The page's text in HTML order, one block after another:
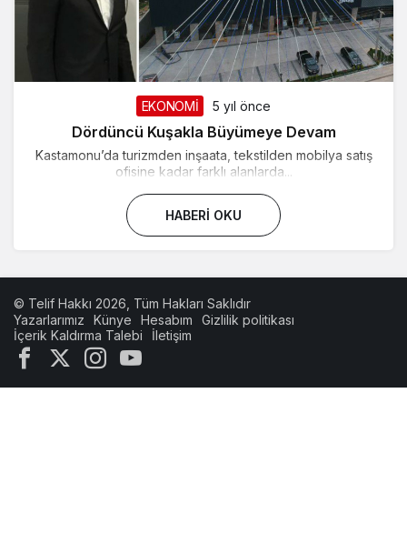
EKONOMİ 5 yıl önce
Dördüncü Kuşakla Büyümeye Devam
Kastamonu’da turizmden inşaata, tekstilden mobilya satış
ofisine kadar farklı alanlarda...
HABERI OKU
© Telif Hakkı 2026, Tüm Hakları Saklıdır
Yazarlarımız
Künye Hesabım
Gizlilik politikası
İçerik Kaldırma Talebi
İletişim